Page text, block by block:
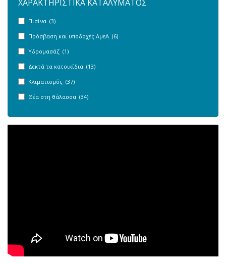
ΧΑΡΑΚΤΗΡΙΣΤΙΚΑ ΚΑΤΑΛΥΜΑΤΟΣ
Πισίνα (3)
Πρόσβαση και υποδοχές ΑμεΑ (6)
Υδρομασάζ (1)
Δεκτά τα κατοικίδια (13)
Κλιματισμός (37)
Θέα στη θάλασσα (34)